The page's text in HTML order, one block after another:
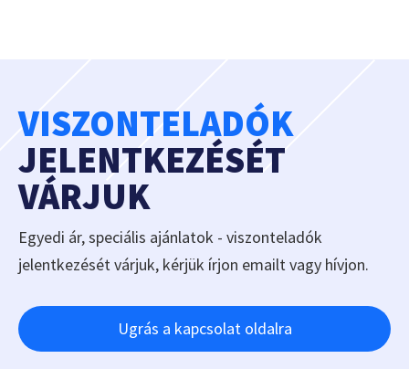
VISZONTELADÓK
JELENTKEZÉSÉT
VÁRJUK
Egyedi ár, speciális ajánlatok - viszonteladók
jelentkezését várjuk, kérjük írjon emailt vagy hívjon.
Ugrás a kapcsolat oldalra